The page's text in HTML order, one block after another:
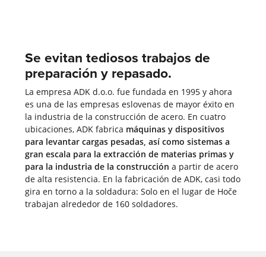
Se evitan tediosos trabajos de
preparación y repasado.
La empresa ADK d.o.o. fue fundada en 1995 y ahora
es una de las empresas eslovenas de mayor éxito en
la industria de la construcción de acero. En cuatro
ubicaciones, ADK fabrica máquinas y dispositivos
para levantar cargas pesadas, así como sistemas a
gran escala para la extracción de materias primas y
para la industria de la construcción a partir de acero
de alta resistencia. En la fabricación de ADK, casi todo
gira en torno a la soldadura: Solo en el lugar de Hoče
trabajan alrededor de 160 soldadores.